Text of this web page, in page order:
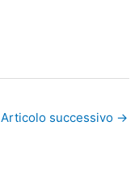
Articolo successivo →